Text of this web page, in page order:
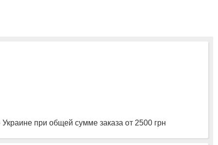
при общей сумме заказа от 2500 грн